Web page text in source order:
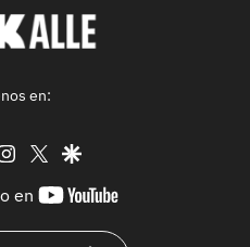
en:
instagram
twittergoogle
en
youtube-